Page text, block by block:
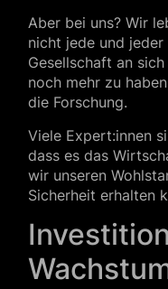
Aber bei uns? Wir
nicht jede und
Gesellschaft an
noch mehr zu
die Forschung.
Viele Expert:innen
dass es das
wir unseren
Sicherheit erhalten